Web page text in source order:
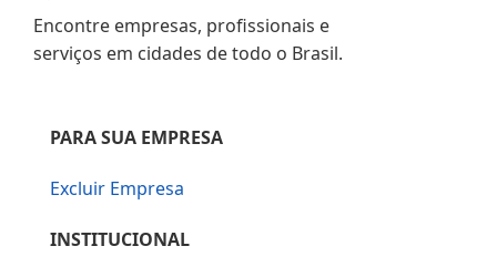
Encontre empresas, profissionais e
serviços em cidades de todo o Brasil.
PARA SUA EMPRESA
Excluir Empresa
INSTITUCIONAL